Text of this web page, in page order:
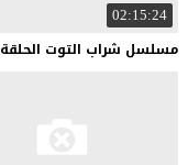
02:15:24
مسلسل شراب التوت الحلقة